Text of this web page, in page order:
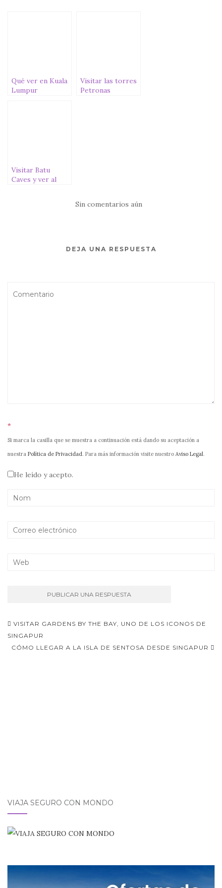
Qué ver en Kuala
Lumpur
Visitar las torres
Petronas
Visitar Batu
Caves y ver al
Sin comentarios aún
DEJA UNA RESPUESTA
*
Si marca la casilla que se muestra a continuación está dando su aceptación a
nuestra Política de Privacidad. Para más información visite nuestro Aviso Legal.
He leído y acepto.
Navegación
de
entradas
VISITAR GARDENS BY THE BAY, UNO DE LOS ICONOS DE
SINGAPUR
CÓMO LLEGAR A LA ISLA DE SENTOSA DESDE SINGAPUR
VIAJA SEGURO CON MONDO